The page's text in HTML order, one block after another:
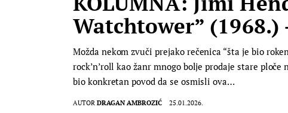
Watchtower”
Možda nekom zvuči prejako rečenica “šta je bio
rock’n’roll kao žanr mnogo bolje prodaje stare
bio konkretan povod da se osmisli ova…
AUTOR DRAGAN AMBROZIĆ 25.01.2026.